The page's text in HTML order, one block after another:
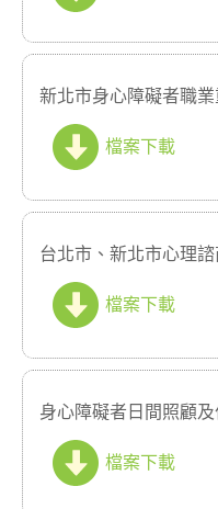
新北市身心障礙者職
檔案下載
台北市、新北市心理
檔案下載
身心障礙者日間照顧
檔案下載